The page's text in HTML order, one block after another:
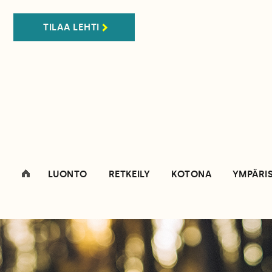
TILAA LEHTI
LUONTO RETKEILY KOTONA